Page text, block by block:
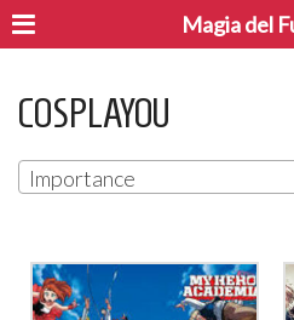
Magia del
COSPLAYOU
Importance